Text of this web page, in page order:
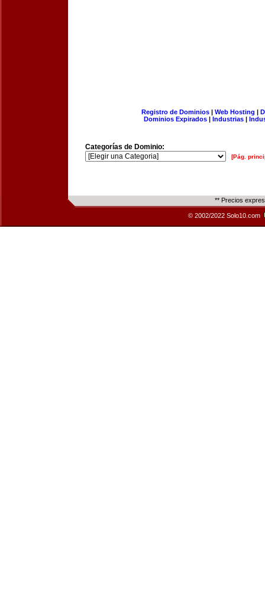
Registro de Dominios| Web Hosting |
Dominios Expirados | Industrias |
Categorías de Dominio:
[Pág.
** Precios
© 2002/2022 Solo10.com